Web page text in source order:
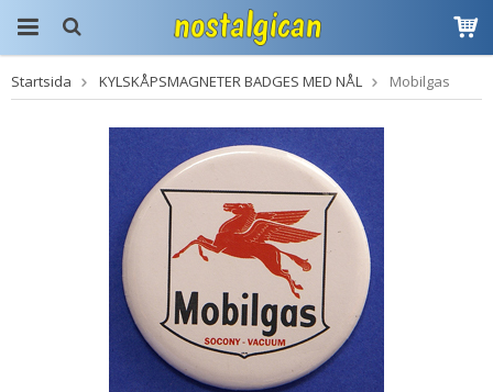
Produkten har blivit
tillagd i varukorgen
Startsida KYLSKÅPSMAGNETER BADGES MED NÅL Mobilgas